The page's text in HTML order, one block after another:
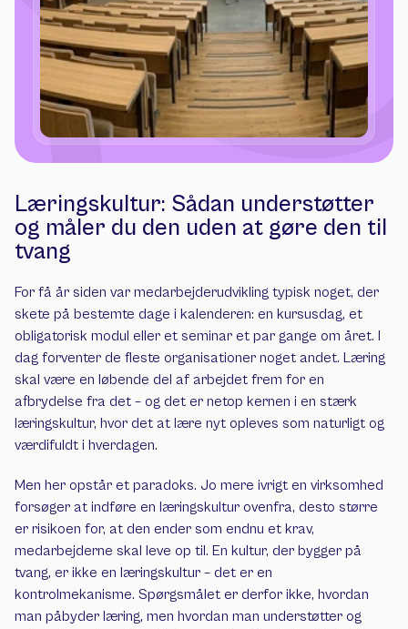
Læringskultur: Sådan understøtter
og måler du den uden at gøre den til
tvang
For få år siden var medarbejderudvikling typisk noget, der
skete på bestemte dage i kalenderen: en kursusdag, et
obligatorisk modul eller et seminar et par gange om året. I
dag forventer de fleste organisationer noget andet. Læring
skal være en løbende del af arbejdet frem for en
afbrydelse fra det – og det er netop kernen i en stærk
læringskultur, hvor det at lære nyt opleves som naturligt og
værdifuldt i hverdagen.
Men her opstår et paradoks. Jo mere ivrigt en virksomhed
forsøger at indføre en læringskultur ovenfra, desto større
er risikoen for, at den ender som endnu et krav,
medarbejderne skal leve op til. En kultur, der bygger på
tvang, er ikke en læringskultur – det er en
kontrolmekanisme. Spørgsmålet er derfor ikke, hvordan
man påbyder læring, men hvordan man understøtter og